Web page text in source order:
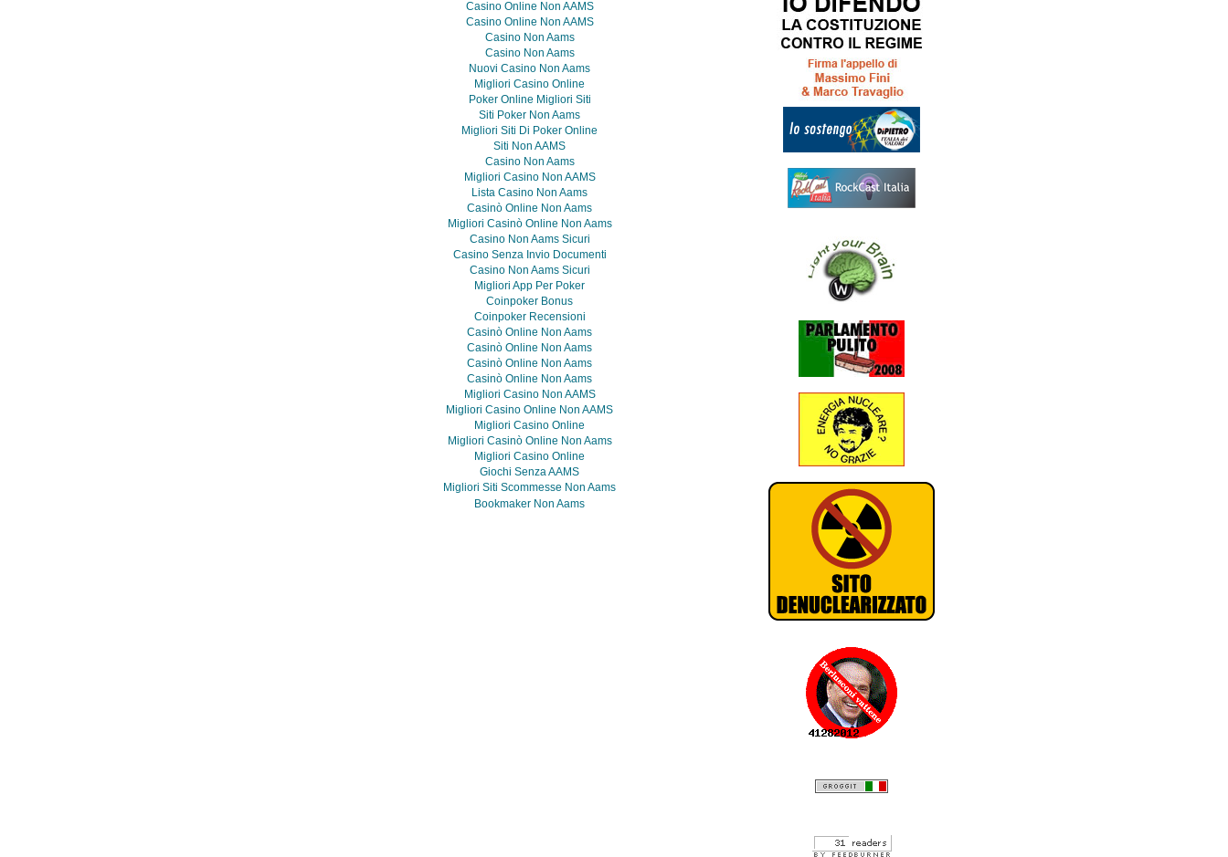
Casino Online Non AAMS
Casino Online Non AAMS
Casino Non Aams
Casino Non Aams
Nuovi Casino Non Aams
Migliori Casino Online
Poker Online Migliori Siti
Siti Poker Non Aams
Migliori Siti Di Poker Online
Siti Non AAMS
Casino Non Aams
Migliori Casino Non AAMS
Lista Casino Non Aams
Casinò Online Non Aams
Migliori Casinò Online Non Aams
Casino Non Aams Sicuri
Casino Senza Invio Documenti
Casino Non Aams Sicuri
Migliori App Per Poker
Coinpoker Bonus
Coinpoker Recensioni
Casinò Online Non Aams
Casinò Online Non Aams
Casinò Online Non Aams
Casinò Online Non Aams
Migliori Casino Non AAMS
Migliori Casino Online Non AAMS
Migliori Casino Online
Migliori Casinò Online Non Aams
Migliori Casino Online
Giochi Senza AAMS
Migliori Siti Scommesse Non Aams
Bookmaker Non Aams